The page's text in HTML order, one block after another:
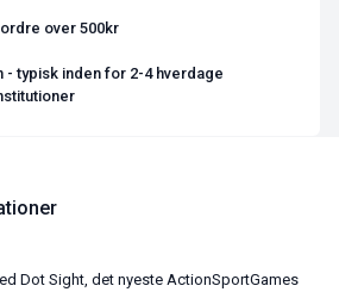
over 500kr
- typisk inden for 2-4 hverdage
Dot Sight, det nyeste ActionSportGames